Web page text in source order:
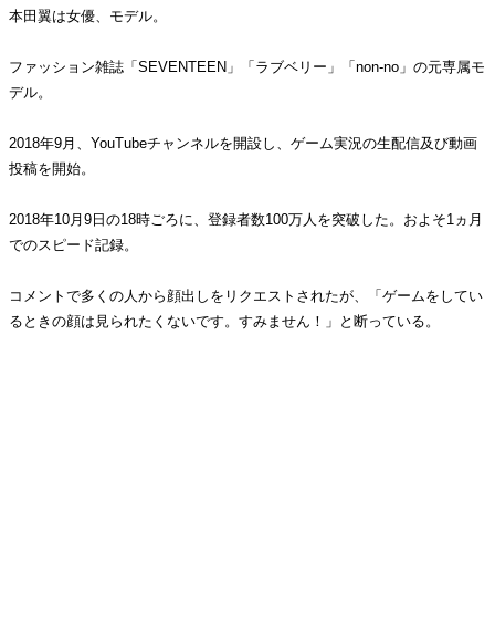
本田翼は女優、モデル。
ファッション雑誌「SEVENTEEN」「ラブベリー」「non-no」の元専属モ
デル。
2018年9月、YouTubeチャンネルを開設し、ゲーム実況の生配信及び動画
投稿を開始。
2018年10月9日の18時ごろに、登録者数100万人を突破した。およそ1ヵ月
でのスピード記録。
コメントで多くの人から顔出しをリクエストされたが、「ゲームをしてい
るときの顔は見られたくないです。すみません！」と断っている。